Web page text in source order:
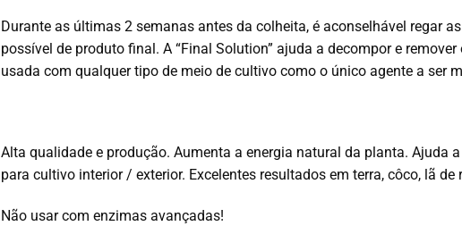
Durante as últimas 2 semanas antes da colheita, é aconselhável regar
possível de produto final. A “Final Solution” ajuda a decompor e
usada com qualquer tipo de meio de cultivo como o único agente a ser
Alta qualidade e produção. Aumenta a energia natural da planta. Ajuda
para cultivo interior / exterior. Excelentes resultados em terra, côco, lã
Não usar com enzimas avançadas!